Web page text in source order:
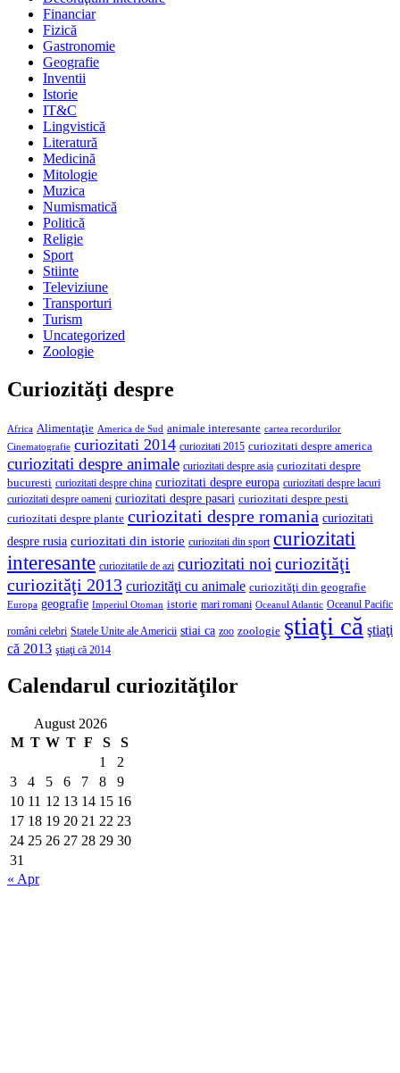
Financiar
Fizică
Gastronomie
Geografie
Inventii
Istorie
IT&C
Lingvistică
Literatură
Medicină
Mitologie
Muzica
Numismatică
Politică
Religie
Sport
Stiinte
Televiziune
Transporturi
Turism
Uncategorized
Zoologie
Curiozităţi despre
Africa Alimentaţie America de Sud animale interesante cartea recordurilor
Cinematografie curiozitati 2014 curiozitati 2015 curiozitati despre america
curiozitati despre animale curiozitati despre asia curiozitati despre
bucuresti curiozitati despre china curiozitati despre europa curiozitati despre lacuri
curiozitati despre oameni curiozitati despre pasari curiozitati despre pesti
curiozitati despre plante curiozitati despre romania curiozitati
despre rusia curiozitati din istorie curiozitati din sport curiozitati
interesante curiozitatile de azi curiozitati noi curiozităţi
curiozităţi 2013 curiozităţi cu animale curiozităţi din geografie
Europa geografie Imperiul Otoman istorie mari romani Oceanul Atlantic Oceanul Pacific
români celebri Statele Unite ale Americii stiai ca zoo zoologie ştiaţi că ştiaţi
că 2013 ştiaţi că 2014
Calendarul curiozităţilor
August 2026
M T W T F S
S
1
2
3
4 5 6 7 8
9
10 11 12 13 14 15 16
17 18 19 20 21 22 23
24 25 26 27 28 29 30
31
« Apr